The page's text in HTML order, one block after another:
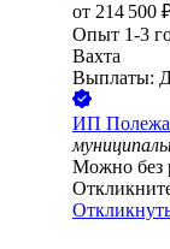
от 214 500
Опыт 1-3
Вахта
Выплаты:
ИП
Можно без